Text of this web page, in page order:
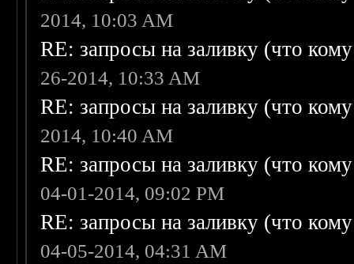
2014, 10:03 AM
RE: запросы на заливку (что
26-2014, 10:33 AM
RE: запросы на заливку (что
2014, 10:40 AM
RE: запросы на заливку (что
04-01-2014, 09:02 PM
RE: запросы на заливку (что
04-05-2014, 04:31 AM